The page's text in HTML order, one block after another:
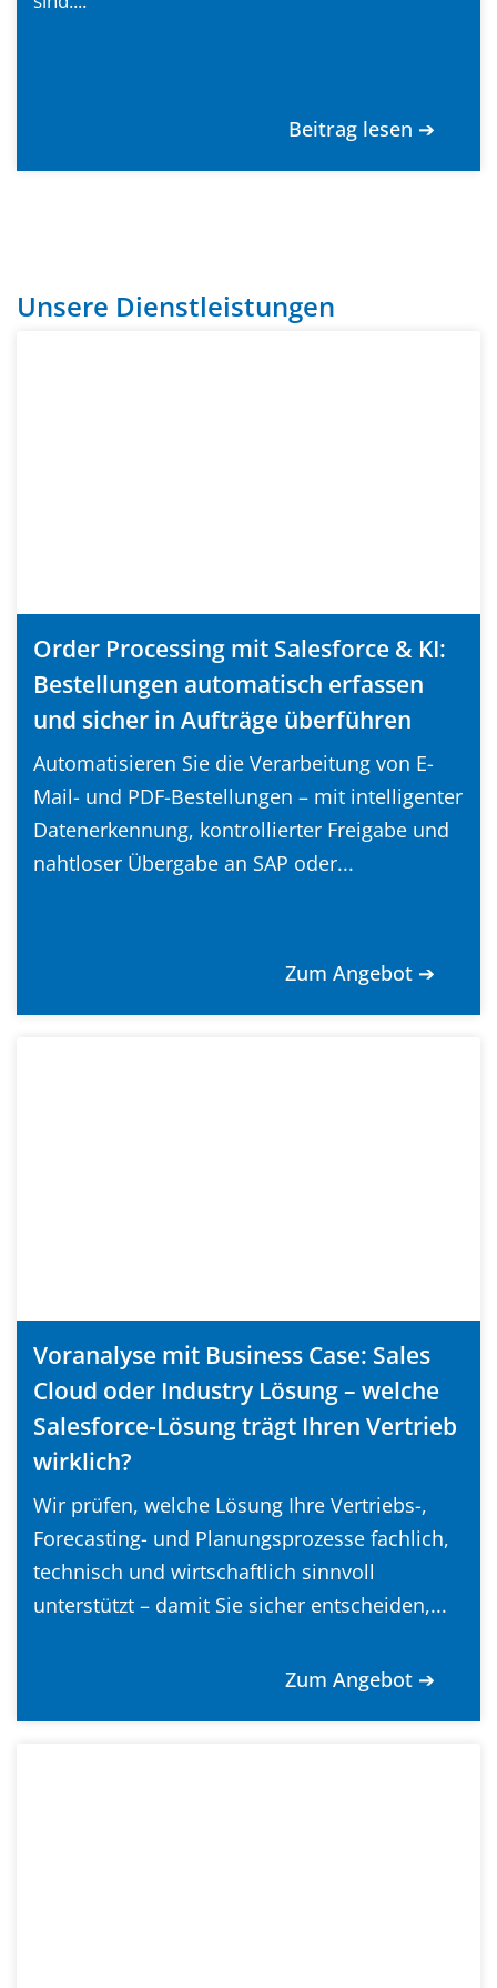
Beitrag lesen ➔
Unsere Dienstleistungen
Order Processing mit Salesforce & KI:
Bestellungen automatisch erfassen
und sicher in Aufträge überführen
Automatisieren Sie die Verarbeitung von E-
Mail- und PDF-Bestellungen – mit intelligenter
Datenerkennung, kontrollierter Freigabe und
nahtloser Übergabe an SAP oder...
Zum Angebot ➔
Voranalyse mit Business Case: Sales
Cloud oder Industry Lösung – welche
Salesforce-Lösung trägt Ihren Vertrieb
wirklich?
Wir prüfen, welche Lösung Ihre Vertriebs-,
Forecasting- und Planungsprozesse fachlich,
technisch und wirtschaftlich sinnvoll
unterstützt – damit Sie sicher entscheiden,...
Zum Angebot ➔